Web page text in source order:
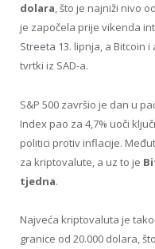
dolara, što je najniži nivo
je započela prije vikenda
Streeta 13. lipnja, a Bitcoin
tvrtki iz SAD-a.
S&P 500 završio je dan u
Index pao za 4,7% uoči
politici protiv inflacije.
za kriptovalute, a uz to je
tjedna.
Najveća kriptovaluta je
granice od 20.000 dolara,